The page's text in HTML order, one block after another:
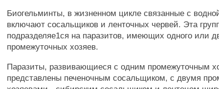
Биогельминты, в жизненном цикле связанные с
включают сосальщиков и ленточных червей. Эта
подразделяе1ся на паразитов, имеющих одного или
промежуточных хозяев.
Паразиты, развивающиеся с одним промежуточным
представлены печеночным сосальщиком, с двумя